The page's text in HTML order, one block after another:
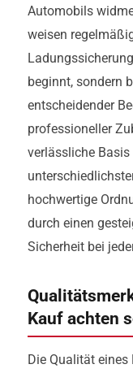
Automobils
weisen
beginnt, sondern
entscheidender
professioneller
verlässliche
hochwertige
durch einen
Sicherheit bei
Kauf achten
Die Qualität